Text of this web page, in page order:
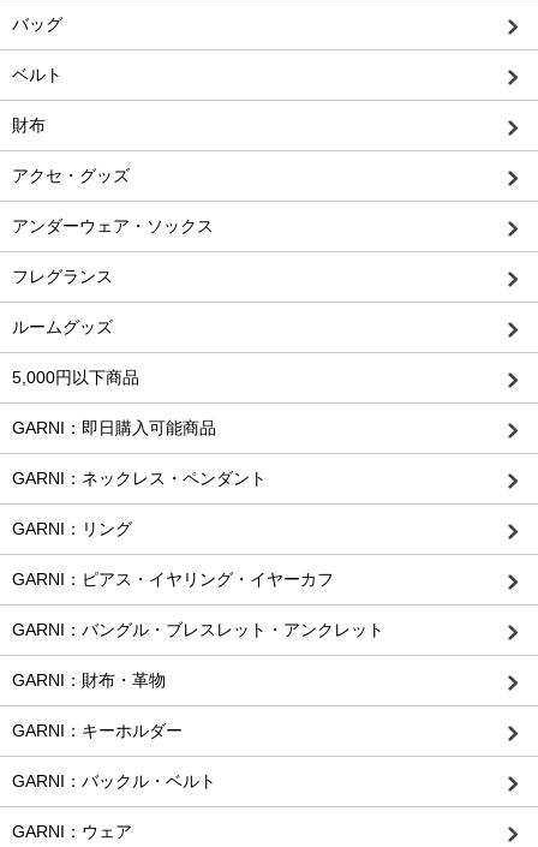
バッグ
ベルト
財布
アクセ・グッズ
アンダーウェア・ソックス
フレグランス
ルームグッズ
5,000円以下商品
GARNI：即日購入可能商品
GARNI：ネックレス・ペンダント
GARNI：リング
GARNI：ピアス・イヤリング・イヤーカフ
GARNI：バングル・ブレスレット・アンクレット
GARNI：財布・革物
GARNI：キーホルダー
GARNI：バックル・ベルト
GARNI：ウェア